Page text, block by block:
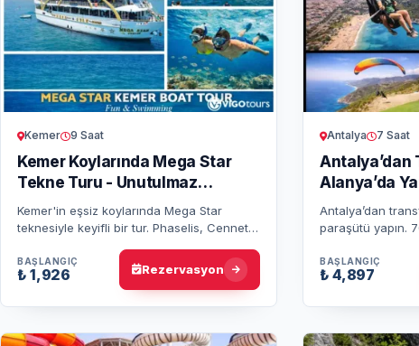
Kemer 9 Saat
Kemer Koylarında Mega Star
Tekne Turu - Unutulmaz
Deneyim
Kemer'in eşsiz koylarında Mega Star
teknesiyle keyifli bir tur. Phaselis, Cennet
eğlence ve lezzetli öğle yem…
BAŞLANGIÇ
₺ 1,926 Rezervasyon
Antalya 7 Saat
Antalya’dan
Alanya’da
Macerası
Antalya’dan
paraşütü yapın.
güvenli ve
BAŞLANGIÇ
₺ 4,897